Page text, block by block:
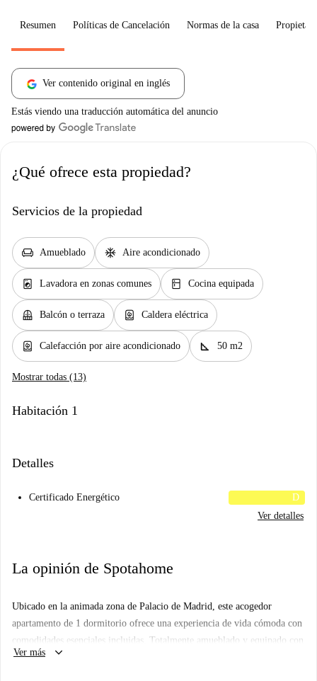
Resumen Políticas de Cancelación Normas de la casa
Ver contenido original en inglés
Estás viendo una traducción automática del anuncio
¿Qué ofrece esta propiedad?
Servicios de la propiedad
chair Amueblado ac_unit Aire acondicionado
local_laundry_service Lavadora en zonas comunes kitchen Cocina equipada
balcony Balcón o terraza water_heater Caldera eléctrica
water_heater Calefacción por aire acondicionado square_foot 50 m2
Mostrar todas (13)
Habitación 1
Detalles
Certificado Energético
D
Ver detalles
La opinión de Spotahome
Ubicado en la animada zona de Palacio de Madrid, este acogedor
apartamento de 1 dormitorio ofrece una experiencia de vida cómoda con
comodidades esenciales incluidas. Totalmente amueblado y equipado con
aire acondicionado individual y calefacción eléctrica, el apartamento
Ver más keyboard_arrow_down